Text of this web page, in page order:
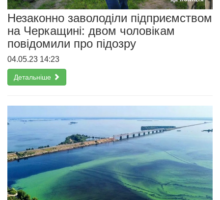
Незаконно заволоділи підприємством
на Черкащині: двом чоловікам
повідомили про підозру
04.05.23 14:23
Детальніше